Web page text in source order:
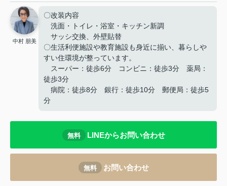
中村 朋美
〇改装内容
洗面・トイレ・浴室・キッチン新調
サッシ交換、外壁貼替
〇生活利便施設や教育施設も身近に揃い、暮らしや
すい住環境が整っています。
スーパー：徒歩6分 コンビニ：徒歩3分 薬局：
徒歩3分
病院：徒歩8分 銀行：徒歩10分 郵便局：徒歩5
分
無料 LINEからお問い合わせ
無料 お問い合わせ